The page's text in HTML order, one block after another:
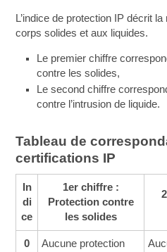
L’indice de protection IP décrit
corps solides et aux liquides.
Le premier chiffre
contre les solides,
Le second chiffre
contre l’intrusion de liquide.
Tableau de
certifications IP
In
di
ce
1er chiffre :
Protection contre
les solides
0 Aucune protection